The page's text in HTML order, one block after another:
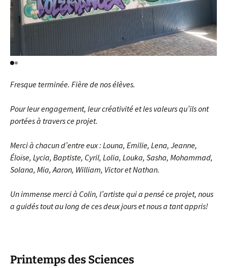
Fresque terminée. Fière de nos élèves.
Pour leur engagement, leur créativité et les valeurs qu’ils ont
portées à travers ce projet.
Merci à chacun d’entre eux : Louna, Emilie, Lena, Jeanne,
Éloïse, Lycia, Baptiste, Cyril, Lolia, Louka, Sasha, Mohammad,
Solana, Mia, Aaron, William, Victor et Nathan.
Un immense merci à Colin, l’artiste qui a pensé ce projet, nous
a guidés tout au long de ces deux jours et nous a tant appris!
Printemps des Sciences